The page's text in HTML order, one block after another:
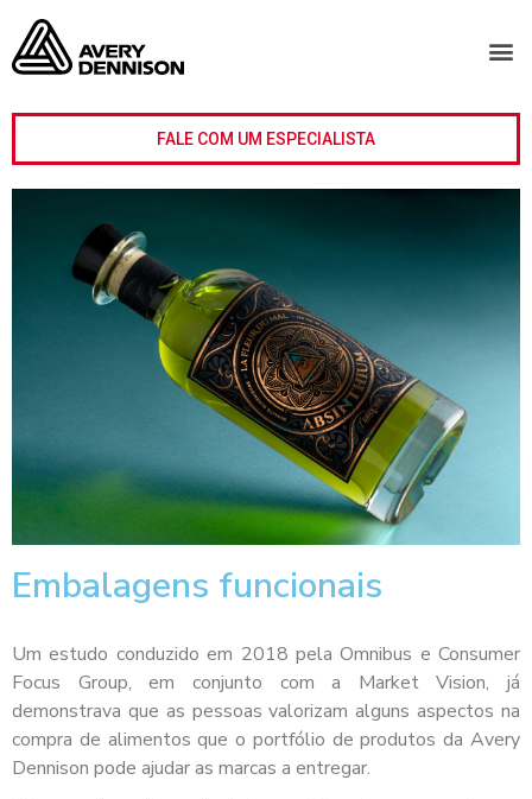
FALE COM UM ESPECIALISTA
Embalagens funcionais
Um estudo conduzido em 2018 pela Omnibus e Consumer
Focus Group, em conjunto com a Market Vision, já
demonstrava que as pessoas valorizam alguns aspectos na
compra de alimentos que o portfólio de produtos da Avery
Dennison pode ajudar as marcas a entregar.